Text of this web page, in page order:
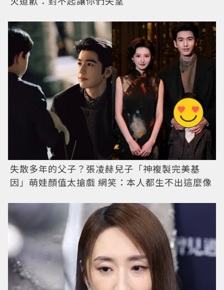
失散多年的父子？張凌赫兒子「神複製完美基
因」萌娃顏值太搶戲 網笑：本人都生不出這麼像